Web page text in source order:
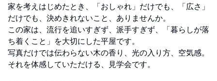
家を考えはじめたとき、「おしゃれ」だけでも、「広さ」
だけでも、決めきれないこと、ありませんか。
この家は、流行を追いすぎず、派手すぎず、「暮らしが落
ち着くこと」を大切にした平屋です。
写真だけでは伝わらない木の香り、光の入り方、空気感。
それを体感していただける、見学会です。